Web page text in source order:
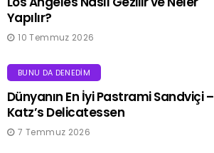
Yapılır?
10 Temmuz 2026
BUNU DA DENEDIM
Dünyanın En İyi Pastrami Sandviçi –
Katz’s Delicatessen
7 Temmuz 2026